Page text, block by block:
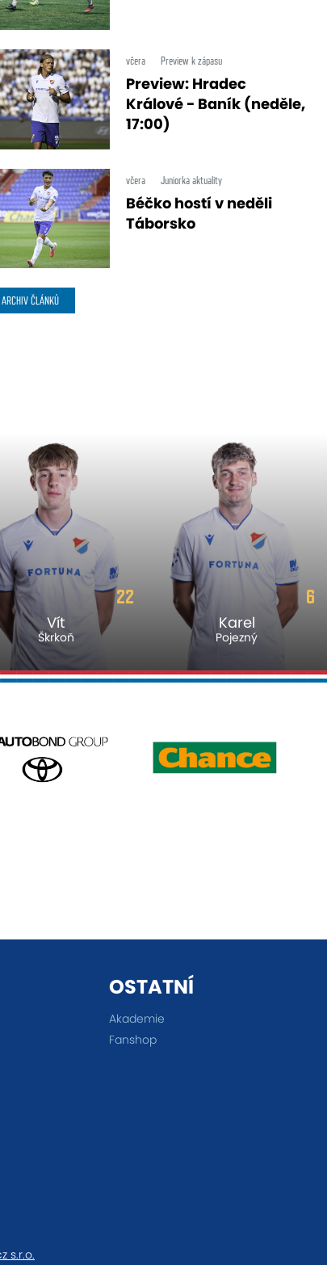
včera Preview k zápasu
Preview: Hradec
Králové - Baník (neděle,
17:00)
včera Juniorka aktuality
Béčko hostí v neděli
Táborsko
ARCHIV ČLÁNKŮ
22
Vít
Škrkoň
6
Karel
Pojezný
OSTATNÍ
Akademie
Fanshop
s.r.o.